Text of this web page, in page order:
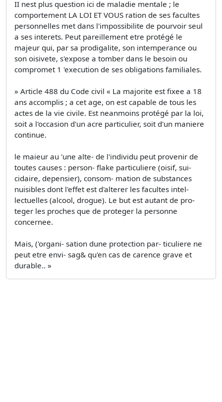
II nest plus question ici de maladie mentale ; le
comportement LA LOI ET VOUS ration de ses facultes
personnelles met dans l'impossibilite de pourvoir seul
a ses interets. Peut pareillement etre protégé le
majeur qui, par sa prodigalite, son intemperance ou
son oisivete, s'expose a tomber dans le besoin ou
compromet 1 'execution de ses obligations familiales.
» Article 488 du Code civil « La majorite est fixee a 18
ans accomplis ; a cet age, on est capable de tous les
actes de la vie civile. Est neanmoins protégé par la loi,
soit a l'occasion d'un acre particulier, soit d'un maniere
continue.
le maieur au 'une alte- de l'individu peut provenir de
toutes causes : person- flake particuliere (oisif, sui-
cidaire, depensier), consom- mation de substances
nuisibles dont l'effet est d'alterer les facultes intel-
lectuelles (alcool, drogue). Le but est autant de pro-
teger les proches que de proteger la personne
concernee.
Mais, ('organi- sation dune protection par- ticuliere ne
peut etre envi- sag& qu'en cas de carence grave et
durable.. »